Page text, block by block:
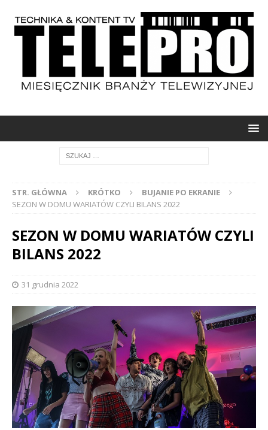
STR. GŁÓWNA KRÓTKO
BUJANIE PO EKRANIE
SEZON W DOMU WARIATÓW CZYLI BILANS 2022
SEZON W DOMU WARIATÓW CZYLI
BILANS 2022
31 grudnia 2022